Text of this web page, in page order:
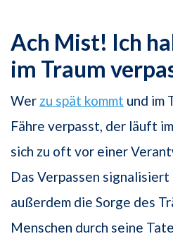
Ach Mist! Ich
im Traum
Wer zu spät kommt und im
Fähre verpasst, der läuft
sich zu oft vor einer
Das Verpassen
außerdem die Sorge des
Menschen durch seine